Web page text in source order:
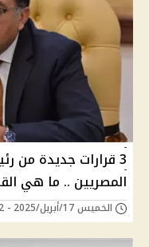
3 قرارات جديدة من
المصريين .. ما هي
الخميس 17/أبريل/2025 - 01:12 م